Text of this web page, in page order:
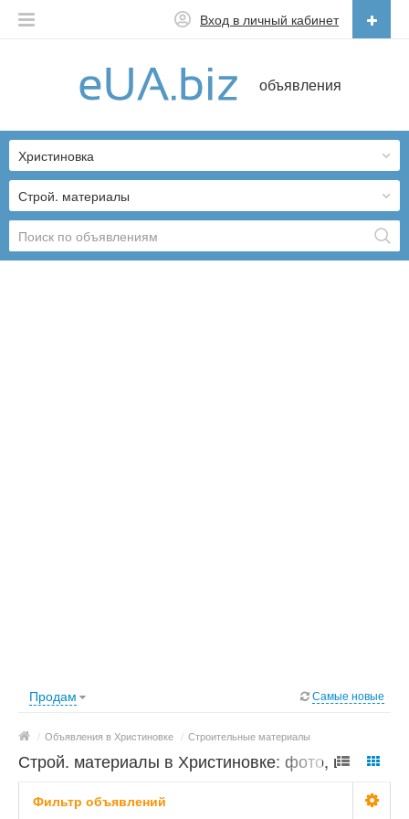
объявления
Вход в личный кабинет
Українська
Строй. материалы
Христиновка
Продам Самые новые
/ Объявления в Христиновке / Строительные материалы
Строй. материалы в Христиновке: фото, цены
Фильтр объявлений